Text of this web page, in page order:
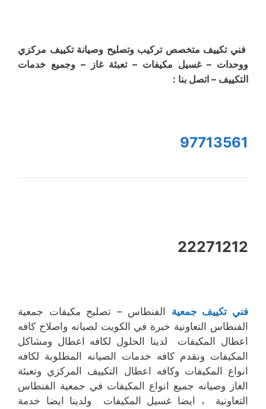
فني تكييف متخصص تركيب وتصليح وصيانة تكييف مركزي
ووحدات – غسيل مكيفات – تعبئة غاز – وجميع خدمات
التكييف – اتصل بنا :
97713561
22271212
فني تكييف جمعية الفنطاس – تصليح مكيفات جمعية
الفنطاس التعاونية خبرة في الكويت لصيانه واصلاح كافه
اعطال المكيفات لدينا الحلول لكافه اعطال ومشاكل
المكيفات ونقدم كافه خدمات الصيانه المطلوبة لكافه
انواع المكيفات وكافه اعطال التكييف المركزي وتعبئة
الغاز وصيانه جميع انواع المكيفات في جمعية الفنطاس
التعاونية ، ايضا غسيل المكيفات ولدينا ايضا خدمة